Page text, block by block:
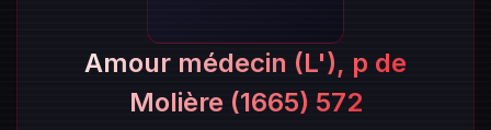
Amour médecin (L'), p de
Molière (1665) 572